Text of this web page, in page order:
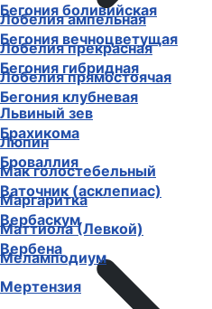
Бегония боливийская
Бегония вечноцветущая
Бегония гибридная
Бегония клубневая
Брахикома
Броваллия
Ваточник (асклепиас)
Вербаскум
Вербена
Лобелия ампельная
Лобелия прекрасная
Лобелия прямостоячая
Львиный зев
Люпин
Мак голостебельный
Маргаритка
Маттиола (Левкой)
Меламподиум
Мертензия